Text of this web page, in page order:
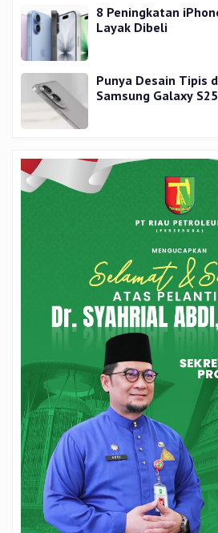
8 Peningkatan
Layak Dibeli
Punya Desain Tipis
Samsung Galaxy